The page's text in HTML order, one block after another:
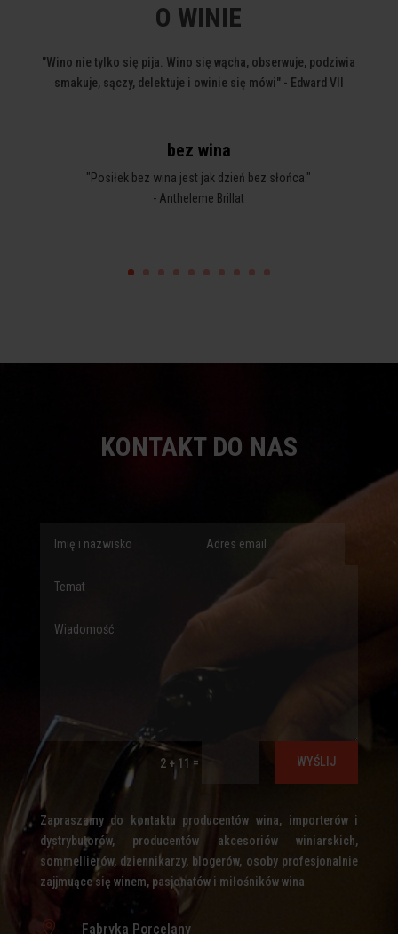
O WINIE
"Wino nie tylko się pija. Wino się wącha, obserwuje, podziwia
smakuje, sączy, delektuje i owinie się mówi" - Edward VII
bez wina
"Posiłek bez wina jest jak dzień bez słońca."
- Antheleme Brillat
KONTAKT DO NAS
2 + 11 = WYŚLIJ
Zapraszamy do kontaktu producentów wina, importerów i
dystrybutorów, producentów akcesoriów winiarskich,
sommellierów, dziennikarzy, blogerów, osoby profesjonalnie
zajjmuące się winem, pasjonatów i miłośników wina
 Fabryka Porcelany